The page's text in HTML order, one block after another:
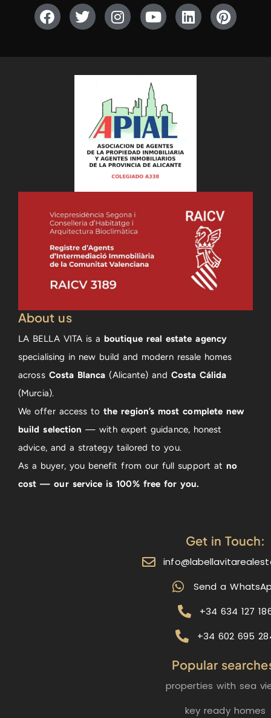
About us
LA BELLA VITA is a boutique real estate agency
specialising in new build and modern resale homes
across Costa Blanca(Alicante) and Costa Cálida
(Murcia).
We offer access tothe region’s most complete new
build selection — with expert guidance, honest
advice, and a strategy tailored to you.
As a buyer, you benefit from our full support at no
cost — our service is 100% free for you.
Get in Touch:
Send a
+34 634 127
+34 602 695
Popular
properties with sea
key ready homes